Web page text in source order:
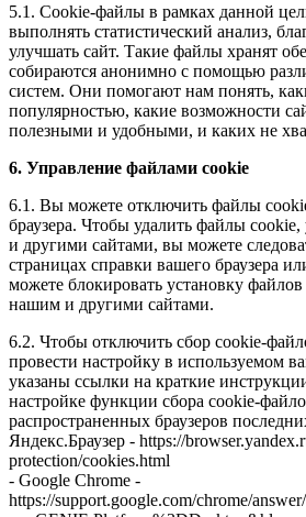
5.1. Cookie-файлы в рамках данной
выполнять статистический анализ,
улучшать сайт. Такие файлы хранят
собираются анонимно с помощью
систем. Они помогают нам понять,
популярностью, какие возможности
полезными и удобными, и каких не
6. Управление файлами cookie
6.1. Вы можете отключить файлы
браузера. Чтобы удалить файлы
и другими сайтами, вы можете
страницах справки вашего браузера
можете блокировать установку
нашим и другими сайтами.
6.2. Чтобы отключить сбор cookie-
провести настройку в используемом
указаны ссылки на краткие
настройке функции сбора cookie-
распространенных браузеров
Яндекс.Браузер - https://
protection/cookies.html
- Google Chrome -
https://support.google.com/chrome/